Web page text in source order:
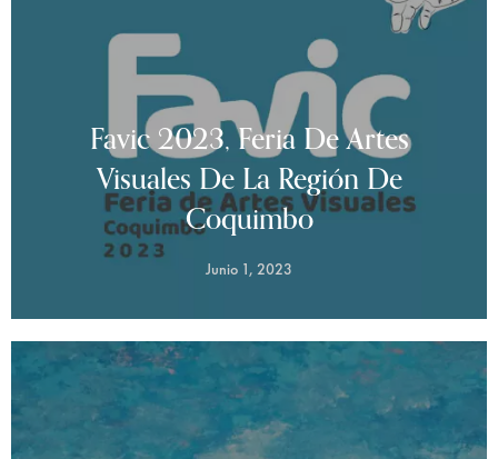
Favic 2023, Feria De Artes
Visuales De La Región De
Coquimbo
Junio 1, 2023